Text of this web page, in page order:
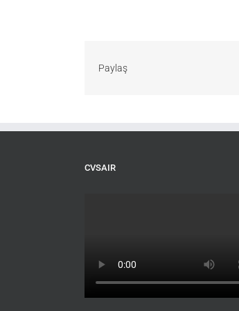
Paylaş
CVSAIR